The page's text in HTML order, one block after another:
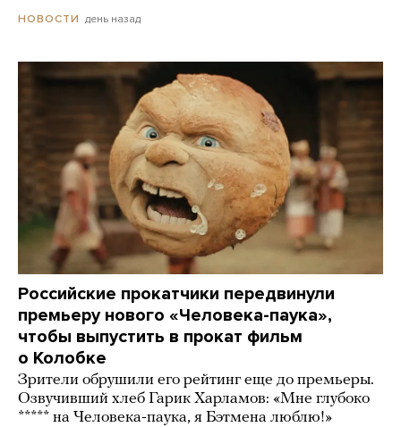
НОВОСТИ день назад
Российские прокатчики передвинули
премьеру нового «Человека-паука»,
чтобы выпустить в прокат фильм
о Колобке
Зрители обрушили его рейтинг еще до премьеры.
Озвучивший хлеб Гарик Харламов: «Мне глубоко
***** на Человека-паука, я Бэтмена люблю!»